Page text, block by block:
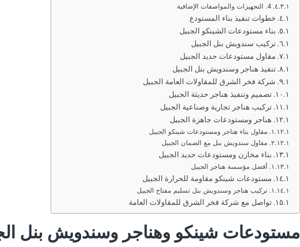
4. التجهيزات والمواصفات الإضافية
خطوات تنفيذ بناء المستودع
بناء مستودعات الشينكو الجبيل
تركيب سندويش بنل الجبيل
مقاول مستودعات حديد الجبيل
تنفيذ هناجر وسندويش بنل الجبيل
شركة فخر الشرق للمقاولات العامة الجبيل
تصميم وتنفيذ هناجر حديثة الجبيل
تركيب هناجر تجارية وصناعية الجبيل
هناجر ومستودعات جاهزة الجبيل
مقاول بناء هناجر ومستودعات شينكو الجبيل
مقاول سندويش بنل مع الضمان الجبيل
بناء مخازن ومستودعات حديد الجبيل
أفضل مؤسسة هناجر الجبيل
مستودعات شينكو مقاومة للحرارة الجبيل
تركيب هناجر وسندويش بنل تسليم مفتاح الجبيل
تواصل مع شركة فخر الشرق للمقاولات العامة
مستودعات شينكو وهناجر وسندويش بنل